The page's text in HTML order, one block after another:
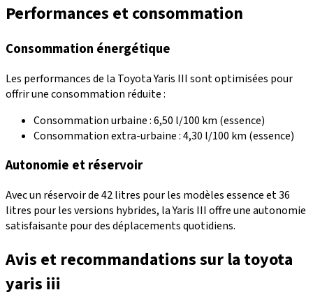
Performances et consommation
Consommation énergétique
Les performances de la Toyota Yaris IIIsont optimisées pour
offrir une consommation réduite :
Consommation urbaine : 6,50 l/100 km (essence)
Consommation extra-urbaine : 4,30 l/100 km (essence)
Autonomie et réservoir
Avec un réservoir de 42 litres pour les modèles essence et 36
litres pour les versions hybrides, la Yaris III offre uneautonomie
satisfaisante pour des déplacements quotidiens.
Avis et recommandations sur la toyota
yaris iii